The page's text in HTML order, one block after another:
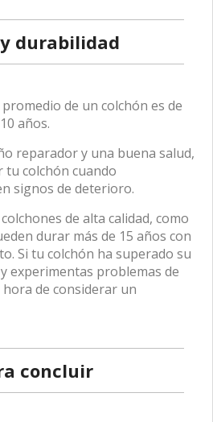
durabilidad
de un colchón es de
años.
reparador y una buena salud,
tu colchón cuando
signos de deterioro.
de alta calidad, como
durar más de 15 años con
Si tu colchón ha superado su
experimentas problemas de
hora de considerar un
concluir